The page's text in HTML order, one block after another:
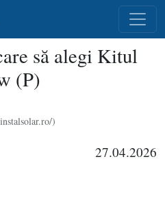
să alegi Kitul
(P)
)
27.04.2026